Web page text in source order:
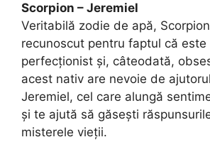
Scorpion – Jeremiel
Veritabilă zodie de apă,
recunoscut pentru faptul că este
perfecționist și, câteodată,
acest nativ are nevoie de
Jeremiel, cel care alungă
și te ajută să găsești
misterele vieții.